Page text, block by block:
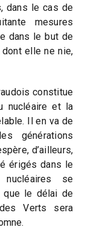
dans le cas de
mesures
dans le but de
elle ne nie,
constitue
nucléaire et la
Il en va de
générations
d’ailleurs,
érigés dans le
se
que le délai de
Verts sera